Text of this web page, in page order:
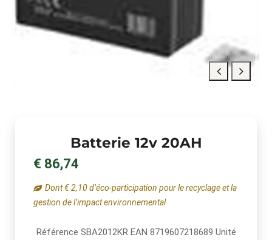
Batterie 12v 20AH
€ 86,74
Dont € 2,10 d’éco-participation pour le recyclage et la
gestion de l’impact environnemental
Référence SBA2012KR EAN 8719607218689 Unité